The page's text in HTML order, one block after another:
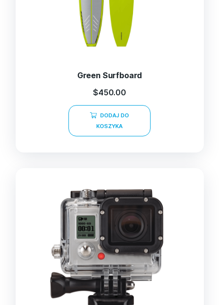
Green Surfboard
$450.00
DODAJ DO
KOSZYKA